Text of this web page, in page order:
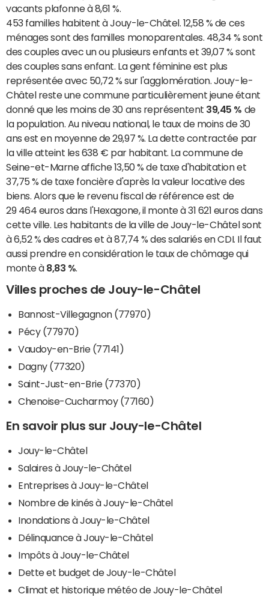
vacants plafonne à 8,61 %.
453 familles habitent à Jouy-le-Châtel. 12,58 % de ces
ménages sont des familles monoparentales. 48,34 % sont
des couples avec un ou plusieurs enfants et 39,07 % sont
des couples sans enfant. La gent féminine est plus
représentée avec 50,72 % sur l'agglomération. Jouy-le-
Châtel reste une commune particulièrement jeune étant
donné que les moins de 30 ans représentent 39,45 % de
la population. Au niveau national, le taux de moins de 30
ans est en moyenne de 29,97 %. La dette contractée par
la ville atteint les 638 € par habitant. La commune de
Seine-et-Marne affiche 13,50 % de taxe d'habitation et
37,75 % de taxe foncière d'après la valeur locative des
biens. Alors que le revenu fiscal de référence est de
29 464 euros dans l'Hexagone, il monte à 31 621 euros dans
cette ville. Les habitants de la ville de Jouy-le-Châtel sont
à 6,52 % des cadres et à 87,74 % des salariés en CDI. Il faut
aussi prendre en considération le taux de chômage qui
monte à 8,83 %.
Villes proches de Jouy-le-Châtel
Bannost-Villegagnon (77970)
Pécy (77970)
Vaudoy-en-Brie (77141)
Dagny (77320)
Saint-Just-en-Brie (77370)
Chenoise-Cucharmoy (77160)
En savoir plus sur Jouy-le-Châtel
Jouy-le-Châtel
Salaires à Jouy-le-Châtel
Entreprises à Jouy-le-Châtel
Nombre de kinés à Jouy-le-Châtel
Inondations à Jouy-le-Châtel
Délinquance à Jouy-le-Châtel
Impôts à Jouy-le-Châtel
Dette et budget de Jouy-le-Châtel
Climat et historique météo de Jouy-le-Châtel